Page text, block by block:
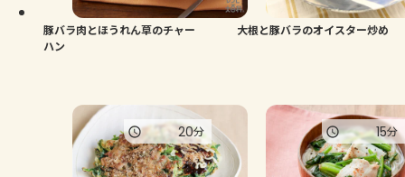
豚バラ肉とほうれん草のチャー
ハン
大根と豚バラのオイスター炒め
20分 15分